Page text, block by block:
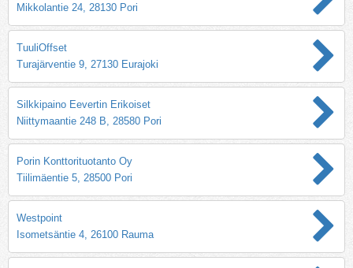
Mikkolantie 24, 28130 Pori
TuuliOffset
Turajärventie 9, 27130 Eurajoki
Silkkipaino Eevertin Erikoiset
Niittymaantie 248 B, 28580 Pori
Porin Konttorituotanto Oy
Tiilimäentie 5, 28500 Pori
Westpoint
Isometsäntie 4, 26100 Rauma